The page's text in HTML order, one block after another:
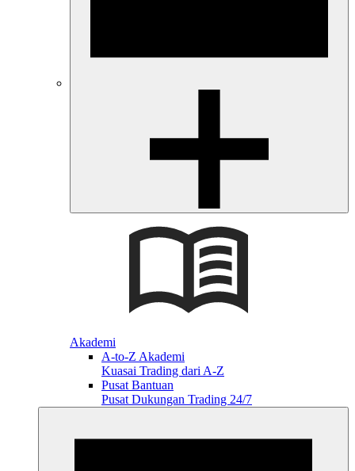
Akademi
A-to-Z Akademi
Kuasai Trading dari A-Z
Pusat Bantuan
Pusat Dukungan Trading 24/7